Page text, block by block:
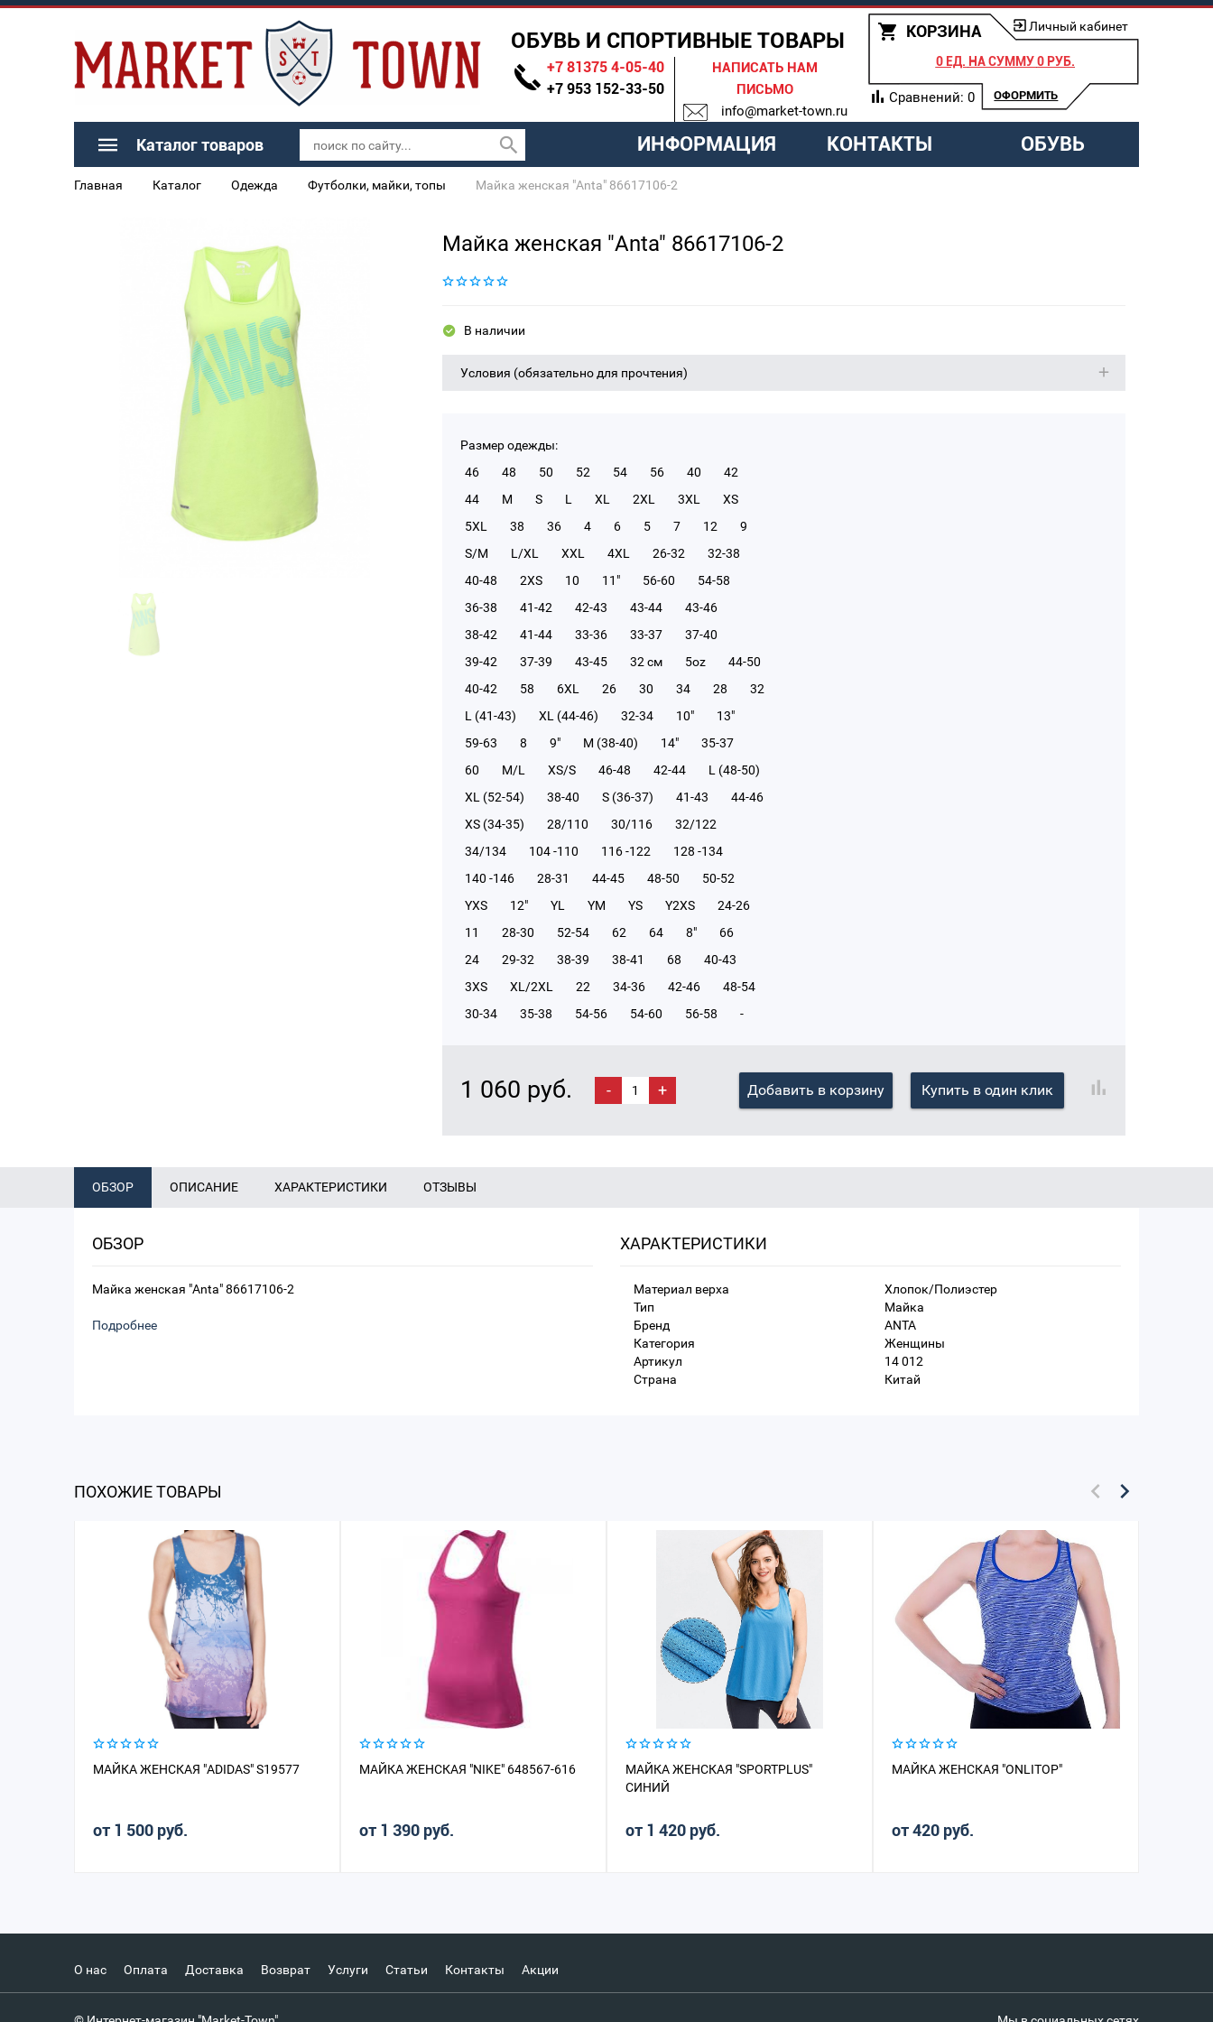
ОБУВЬ И СПОРТИВНЫЕ ТОВАРЫ
+7 81375 4-05-40
+7 953 152-33-50
НАПИСАТЬ НАМ
ПИСЬМО
info@market-town.ru
КОРЗИНА Личный кабинет
0 ЕД. НА СУММУ0 РУБ.
ОФОРМИТЬ
Сравнений: 0
Каталог товаров ИНФОРМАЦИЯ КОНТАКТЫ ОБУВЬ
Главная Каталог Одежда Футболки, майки, топы Майка женская "Anta" 86617106-2
Майка женская "Anta" 86617106-2
В наличии
Условия (обязательно для прочтения)
Размер одежды:
46
48 50 52 54 56 40
42
44
M S L XL 2XL 3XL
XS
5XL
38 36 4 6 5 7 12
9
S/M
L/XL XXL 4XL 26-32
32-38
40-48
2XS 10 11" 56-60
54-58
36-38
41-42 42-43 43-44
43-46
38-42
41-44 33-36 33-37
37-40
39-42
37-39 43-45 32 см 5oz
44-50
40-42
58 6XL 26 30 34 28
32
L (41-43)
XL (44-46) 32-34 10"
13"
59-63
8 9" M (38-40) 14"
35-37
60
M/L XS/S 46-48 42-44
L (48-50)
XL (52-54)
38-40 S (36-37) 41-43
44-46
XS (34-35)
28/110 30/116
32/122
34/134
104 -110 116 -122
128 -134
140 -146
28-31 44-45 48-50
50-52
YXS
12" YL YM YS Y2XS
24-26
11
28-30 52-54 62 64 8"
66
24
29-32 38-39 38-41 68
40-43
3XS
XL/2XL 22 34-36 42-46
48-54
30-34
35-38 54-56 54-60 56-58 -
1 060 руб. - + Добавить в корзину Купить в один клик
ОБЗОР ОПИСАНИЕ ХАРАКТЕРИСТИКИ ОТЗЫВЫ
ОБЗОР
Майка женская "Anta" 86617106-2
Подробнее
ХАРАКТЕРИСТИКИ
Материал верха
Хлопок/Полиэстер
Тип
Майка
Бренд
ANTA
Категория
Женщины
Артикул
14 012
Страна
Китай
ПОХОЖИЕ ТОВАРЫ
МАЙКА ЖЕНСКАЯ "ADIDAS" S19577
от 1 500 руб.
МАЙКА ЖЕНСКАЯ "NIKE" 648567-616
от 1 390 руб.
МАЙКА ЖЕНСКАЯ "SPORTPLUS"
СИНИЙ
от 1 420 руб.
МАЙКА ЖЕНСКАЯ "ONLITOP"
от 420 руб.
О нас Оплата Доставка Возврат Услуги Статьи Контакты Акции